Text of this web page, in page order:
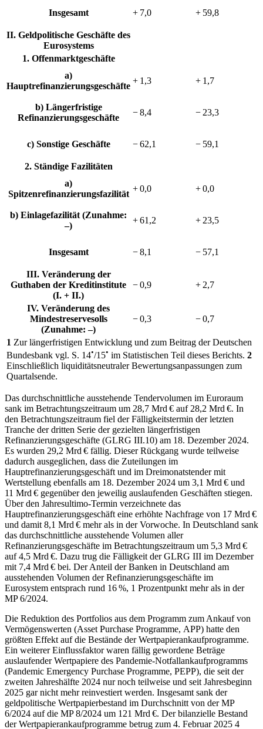
Insgesamt + 7,0 + 59,8
II. Geldpolitische Geschäfte des
Eurosystems
1. Offenmarktgeschäfte
a)
Hauptrefinanzierungsgeschäfte
+ 1,3 + 1,7
b) Längerfristige
Refinanzierungsgeschäfte
− 8,4 − 23,3
c) Sonstige Geschäfte − 62,1 − 59,1
2. Ständige Fazilitäten
a)
Spitzenrefinanzierungsfazilität
+ 0,0 + 0,0
b) Einlagefazilität (Zunahme:
–)
+ 61,2 + 23,5
Insgesamt − 8,1 − 57,1
III. Veränderung der
Guthaben der Kreditinstitute
(I. + II.)
− 0,9 + 2,7
IV. Veränderung des
Mindestreservesolls
(Zunahme: –)
− 0,3 − 0,7
1 Zur längerfristigen Entwicklung und zum Beitrag der Deutschen
Bundesbank vgl. S. 14•/15• im Statistischen Teil dieses Berichts. 2
Einschließlich liquiditätsneutraler Bewertungsanpassungen zum
Quartalsende.
Das durchschnittliche ausstehende Tendervolumen im Euroraum
sank im Betrachtungszeitraum um 28,7 Mrd € auf 28,2 Mrd €. In
den Betrachtungszeitraum fiel der Fälligkeitstermin der letzten
Tranche der dritten Serie der gezielten längerfristigen
Refinanzierungsgeschäfte (GLRG III.10) am 18. Dezember 2024.
Es wurden 29,2 Mrd € fällig. Dieser Rückgang wurde teilweise
dadurch ausgeglichen, dass die Zuteilungen im
Hauptrefinanzierungsgeschäft und im Dreimonatstender mit
Wertstellung ebenfalls am 18. Dezember 2024 um 3,1 Mrd € und
11 Mrd € gegenüber den jeweilig auslaufenden Geschäften stiegen.
Über den Jahresultimo-Termin verzeichnete das
Hauptrefinanzierungsgeschäft eine erhöhte Nachfrage von 17 Mrd €
und damit 8,1 Mrd € mehr als in der Vorwoche. In Deutschland sank
das durchschnittliche ausstehende Volumen aller
Refinanzierungsgeschäfte im Betrachtungszeitraum um 5,3 Mrd €
auf 4,5 Mrd €. Dazu trug die Fälligkeit derGLRG III im Dezember
mit 7,4 Mrd € bei. Der Anteil der Banken in Deutschland am
ausstehenden Volumen der Refinanzierungsgeschäfte im
Eurosystem entsprach rund 16 %, 1 Prozentpunkt mehr als in der
MP6/2024.
Die Reduktion des Portfolios aus dem Programm zum Ankauf von
Vermögenswerten (Asset Purchase Programme, APP) hatte den
größten Effekt auf die Bestände der Wertpapierankaufprogramme.
Ein weiterer Einflussfaktor waren fällig gewordene Beträge
auslaufender Wertpapiere des Pandemie-Notfallankaufprogramms
(Pandemic Emergency Purchase Programme, PEPP), die seit der
zweiten Jahreshälfte 2024 nur noch teilweise und seit Jahresbeginn
2025 gar nicht mehr reinvestiert werden. Insgesamt sank der
geldpolitische Wertpapierbestand im Durchschnitt von derMP
6/2024 auf die MP8/2024 um 121 Mrd €. Der bilanzielle Bestand
der Wertpapierankaufprogramme betrug zum 4. Februar 2025 4